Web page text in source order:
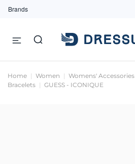
Brands
Home Women Womens' Accessories
Bracelets
GUESS - ICONIQUE